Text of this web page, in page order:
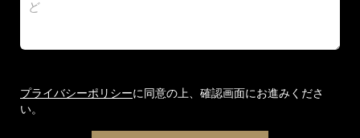
プライバシーポリシーに同意の上、確認画面にお進みくださ
い。